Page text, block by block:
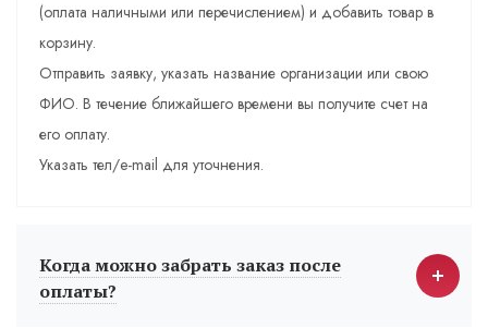
(оплата наличными или перечислением) и добавить товар в
корзину.
Отправить заявку, указать название организации или свою
ФИО. В течение ближайшего времени вы получите счет на
его оплату.
Указать тел/e-mail для уточнения.
Когда можно забрать заказ после
оплаты?